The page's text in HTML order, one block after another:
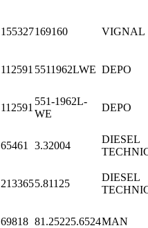
155327169160 VIGNAL
112591 5511962LWE DEPO
112591
551-1962L-
WE
DEPO
65461 3.32004
DIESEL
2133655.81125
DIESEL
69818 81.25225.6524MAN